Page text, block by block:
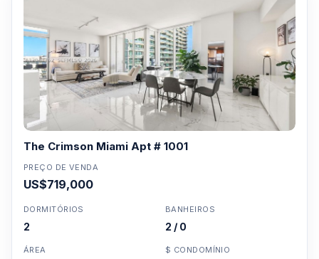
The Crimson Miami Apt # 1001
PREÇO DE VENDA
US$719,000
DORMITÓRIOS
2
BANHEIROS
2 / 0
ÁREA $ CONDOMÍNIO